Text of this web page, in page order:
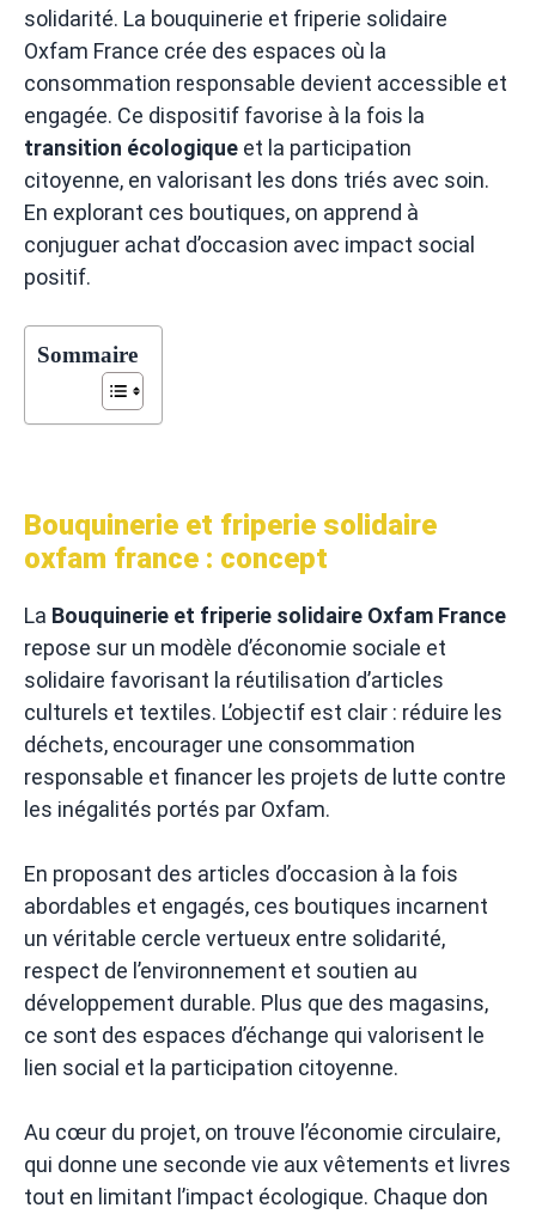
solidarité. La bouquinerie et friperie solidaire
Oxfam France crée des espaces où la
consommation responsable devient accessible et
engagée. Ce dispositif favorise à la fois la
transition écologique et la participation
citoyenne, en valorisant les dons triés avec soin.
En explorant ces boutiques, on apprend à
conjuguer achat d’occasion avec impact social
positif.
Sommaire
Bouquinerie et friperie solidaire
oxfam france : concept
La Bouquinerie et friperie solidaire Oxfam France
repose sur un modèle d’économie sociale et
solidaire favorisant la réutilisation d’articles
culturels et textiles. L’objectif est clair : réduire les
déchets, encourager une consommation
responsable et financer les projets de lutte contre
les inégalités portés par Oxfam.
En proposant des articles d’occasion à la fois
abordables et engagés, ces boutiques incarnent
un véritable cercle vertueux entre solidarité,
respect de l’environnement et soutien au
développement durable. Plus que des magasins,
ce sont des espaces d’échange qui valorisent le
lien social et la participation citoyenne.
Au cœur du projet, on trouve l’économie circulaire,
qui donne une seconde vie aux vêtements et livres
tout en limitant l’impact écologique. Chaque don